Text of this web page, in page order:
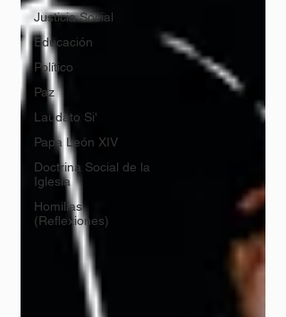
Justicia Social
Educación
Político
Paz
Laudato Si'
Papa León XIV
Doctrina Social de la
Iglesia
Homilías
(Reflexiones)